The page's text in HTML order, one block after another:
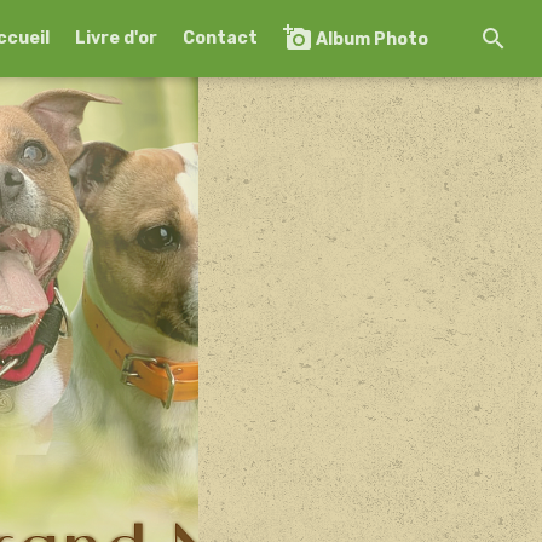
Livre d'or Contact Album Photo